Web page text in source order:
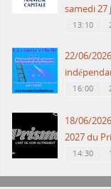
samedi 27
13:10
22/06/
16:00
18/06/
2027 du
14:30